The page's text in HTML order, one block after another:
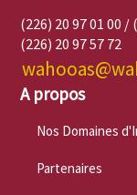
(226) 20 97 01 00 /
(226) 20 97 57 72
A propos
Nos Domaines
Partenaires